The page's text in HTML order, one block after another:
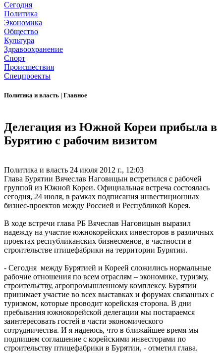
Сегодня
Политика
Экономика
Общество
Культура
Здравоохранение
Спорт
Происшествия
Спецпроекты
Политика и власть | Главное
Делегация из Южной Кореи прибыла в
Бурятию с рабочим визитом
Политика и власть 24 июля 2012 г., 12:03
Глава Бурятии Вячеслав Наговицын встретился с рабочей
группой из Южной Кореи. Официальная встреча состоялась
сегодня, 24 июля, в рамках подписания инвестиционных
бизнес-проектов между Россией и Республикой Корея.
В ходе встречи глава РБ Вячеслав Наговицын выразил
надежду на участие южнокорейских инвесторов в различных
проектах республиканских бизнесменов, в частности в
строительстве птицефабрики на территории Бурятии.
- Сегодня между Бурятией и Кореей сложились нормальные
рабочие отношения по всем отраслям – экономике, туризму,
строительству, агропромышленному комплексу. Бурятии
принимает участие во всех выставках и форумах связанных с
туризмом, которые проводит корейская сторона. В дни
пребывания южнокорейской делегации мы постараемся
заинтересовать гостей в части экономического
сотрудничества. И я надеюсь, что в ближайшее время мы
подпишем соглашение с корейскими инвесторами по
строительству птицефабрики в Бурятии, - отметил глава.